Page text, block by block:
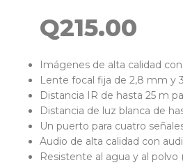
Q215.00
Imágenes de alta calidad
Lente focal fija de 2,8 mm y
Distancia IR de hasta 25 m
Distancia de luz blanca de
Un puerto para cuatro
Audio de alta calidad con
Resistente al agua y al polvo